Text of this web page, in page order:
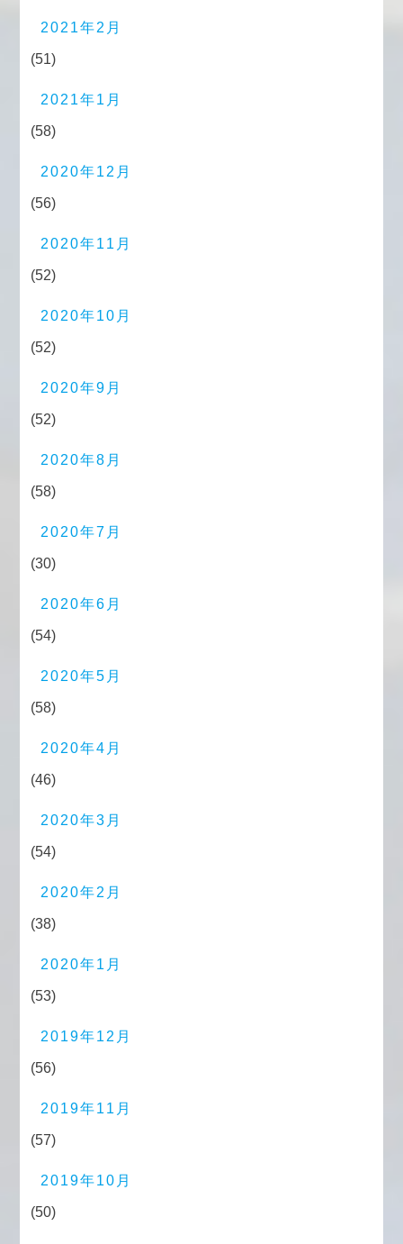
2021年2月
(51)
2021年1月
(58)
2020年12月
(56)
2020年11月
(52)
2020年10月
(52)
2020年9月
(52)
2020年8月
(58)
2020年7月
(30)
2020年6月
(54)
2020年5月
(58)
2020年4月
(46)
2020年3月
(54)
2020年2月
(38)
2020年1月
(53)
2019年12月
(56)
2019年11月
(57)
2019年10月
(50)